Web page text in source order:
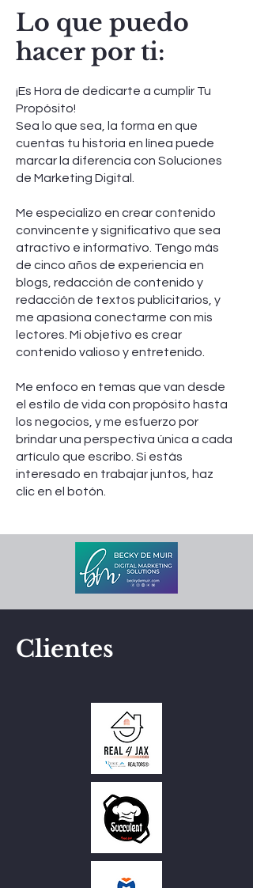
Lo que puedo
hacer por ti:
¡Es Hora de dedicarte a cumplir Tu
Propósito!
Sea lo que sea, la forma en que
cuentas tu historia en línea puede
marcar la diferencia con Soluciones
de Marketing Digital.
Me especializo en crear contenido
convincente y significativo que sea
atractivo e informativo. Tengo más
de cinco años de experiencia en
blogs, redacción de contenido y
redacción de textos publicitarios, y
me apasiona conectarme con mis
lectores. Mi objetivo es crear
contenido valioso y entretenido.
Me enfoco en temas que van desde
el estilo de vida con propósito hasta
los negocios, y me esfuerzo por
brindar una perspectiva única a cada
artículo que escribo. Si estás
interesado en trabajar juntos, haz
clic en el botón.
Clientes